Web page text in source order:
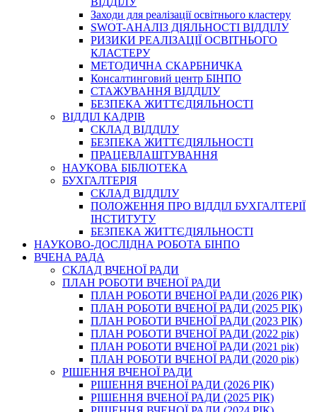
Заходи для реалізації освітнього кластеру
SWOT-АНАЛІЗ ДІЯЛЬНОСТІ ВІДДІЛУ
РИЗИКИ РЕАЛІЗАЦІЇ ОСВІТНЬОГО
КЛАСТЕРУ
МЕТОДИЧНА СКАРБНИЧКА
Консалтинговий центр БІНПО
СТАЖУВАННЯ ВІДДІЛУ
БЕЗПЕКА ЖИТТЄДІЯЛЬНОСТІ
ВІДДІЛ КАДРІВ
СКЛАД ВІДДІЛУ
БЕЗПЕКА ЖИТТЄДІЯЛЬНОСТІ
ПРАЦЕВЛАШТУВАННЯ
НАУКОВА БІБЛІОТЕКА
БУХГАЛТЕРІЯ
СКЛАД ВІДДІЛУ
ПОЛОЖЕННЯ ПРО ВІДДІЛ БУХГАЛТЕРІЇ
ІНСТИТУТУ
БЕЗПЕКА ЖИТТЄДІЯЛЬНОСТІ
НАУКОВО-ДОСЛІДНА РОБОТА БІНПО
ВЧЕНА РАДА
СКЛАД ВЧЕНОЇ РАДИ
ПЛАН РОБОТИ ВЧЕНОЇ РАДИ
ПЛАН РОБОТИ ВЧЕНОЇ РАДИ (2026 РІК)
ПЛАН РОБОТИ ВЧЕНОЇ РАДИ (2025 РІК)
ПЛАН РОБОТИ ВЧЕНОЇ РАДИ (2023 РІК)
ПЛАН РОБОТИ ВЧЕНОЇ РАДИ (2022 рік)
ПЛАН РОБОТИ ВЧЕНОЇ РАДИ (2021 рік)
ПЛАН РОБОТИ ВЧЕНОЇ РАДИ (2020 рік)
РІШЕННЯ ВЧЕНОЇ РАДИ
РІШЕННЯ ВЧЕНОЇ РАДИ (2026 РІК)
РІШЕННЯ ВЧЕНОЇ РАДИ (2025 РІК)